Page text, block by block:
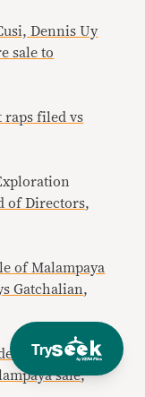
Try
Dennis Uy
sale to
raps filed vs
of Directors,
of Malampaya
Gatchalian,
unit’s
sale,